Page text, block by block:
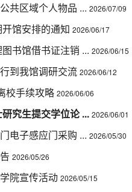
共区域个人物品 ... 2026/07/09
馆安排的通知 2026/06/17
书馆借书证注销 ... 2026/06/15
到我馆调研交流 2026/06/12
校手续攻略 2026/06/06
究生提交学位论 ... 2026/06/01
电子感应门采购 ... 2026/05/30
2026/05/26
院宣传活动 2026/05/15